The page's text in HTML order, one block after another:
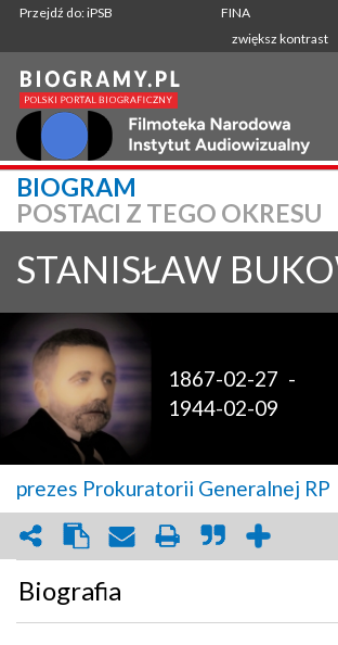
Przejdź do: iPSB
FINA
zwiększ kontrast
SZUKANA
BIOGRAM
POSTACI Z TEGO OKRESU
STANISŁAW
1867-02-27 -
1944-02-09
prezes Prokuratorii Generalnej RP
Biografia